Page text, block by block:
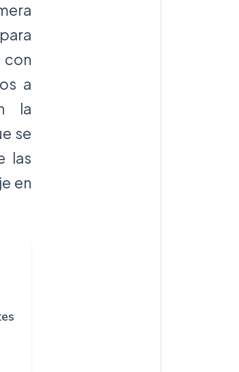
con
a
la
se
las
en